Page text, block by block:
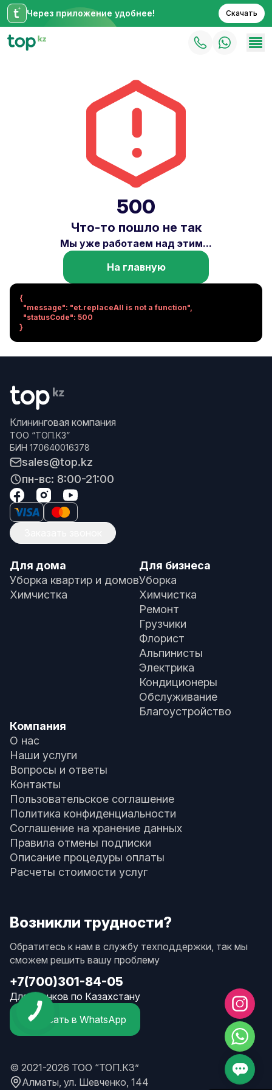
Через приложение удобнее! Скачать
500
Что-то пошло не так
Мы уже работаем над этим...
На главную
{
}
Клининговая компания
ТОО “ТОП.КЗ”
БИН 170640016378
sales@top.kz
пн-вс: 8:00-21:00
Для дома
Уборка квартир и домов
Химчистка
Для бизнеса
Уборка
Химчистка
Ремонт
Грузчики
Флорист
Альпинисты
Электрика
Кондиционеры
Обслуживание
Благоустройство
Компания
О нас
Наши услуги
Вопросы и ответы
Контакты
Пользовательское соглашение
Политика конфиденциальности
Соглашение на хранение данных
Правила отмены подписки
Описание процедуры оплаты
Расчеты стоимости услуг
Возникли трудности?
Обратитесь к нам в службу техподдержки, так мы
сможем решить вашу проблему
+7(700)301-84-05
Для звонков по Казахстану
Написать в WhatsApp
© 2021-2026 ТОО “ТОП.КЗ”
Алматы, ул. Шевченко, 144